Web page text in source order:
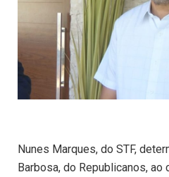
Nunes Marques, do STF,
Barbosa, do Republicanos, ao